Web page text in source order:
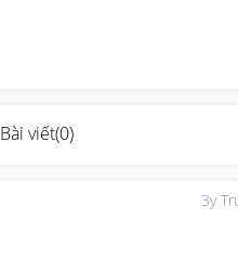
Bài viết(0)
3y